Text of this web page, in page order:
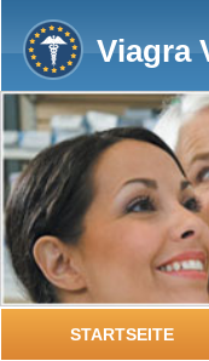
Viagra
STARTSEITE